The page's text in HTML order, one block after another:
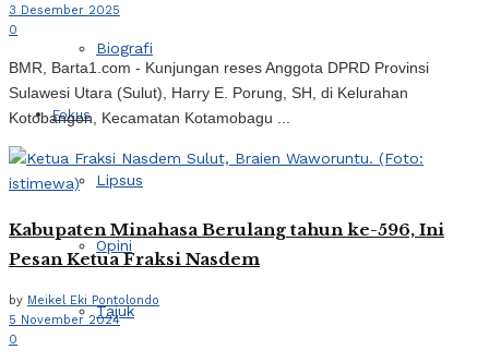
Biografi
Fokus
Lipsus
Opini
Tajuk
3 Desember 2025
0
BMR, Barta1.com - Kunjungan reses Anggota DPRD Provinsi
Sulawesi Utara (Sulut), Harry E. Porung, SH, di Kelurahan
Kotobangon, Kecamatan Kotamobagu ...
Kabupaten Minahasa Berulang tahun ke-596, Ini
Pesan Ketua Fraksi Nasdem
by Meikel Eki Pontolondo
5 November 2024
0